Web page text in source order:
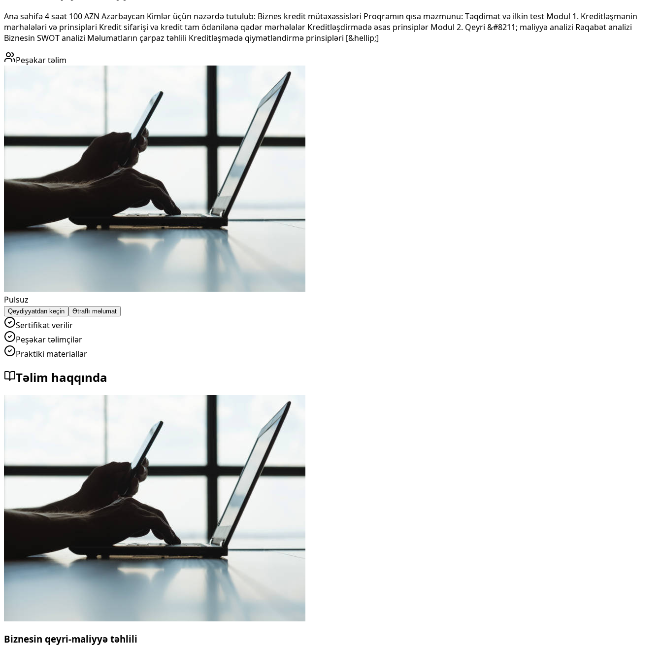
Ana səhifə 4 saat 100 AZN Azərbaycan Kimlər üçün nəzərdə tutulub: Biznes kredit mütəxəssisləri Proqramın qısa məzmunu: Təqdimat və ilkin test Modul 1. Kreditləşmənin
mərhələləri və prinsipləri Kredit sifarişi və kredit tam ödənilənə qədər mərhələlər Kreditləşdirmədə əsas prinsiplər Modul 2. Qeyri &#8211; maliyyə analizi Rəqabət analizi
Biznesin SWOT analizi Məlumatların çarpaz təhlili Kreditləşmədə qiymətləndirmə prinsipləri [&hellip;]
Peşəkar təlim
Pulsuz
Qeydiyyatdan keçin Ətraflı məlumat
Sertifikat verilir
Peşəkar təlimçilər
Praktiki materiallar
Təlim haqqında
Biznesin qeyri-maliyyə təhlili